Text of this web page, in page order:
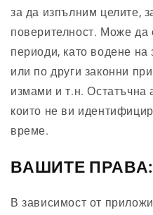
за да изпълним целите,
поверителност. Може
периоди, като водене на
или по други законни
измами и т.н.
които не ви
време.
ВАШИТЕ ПРАВА:
В зависимост от